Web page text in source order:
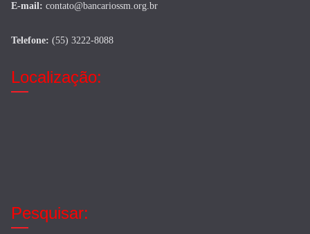
E-mail: contato@bancariossm.org.br
Telefone: (55) 3222-8088
Localização:
Pesquisar: